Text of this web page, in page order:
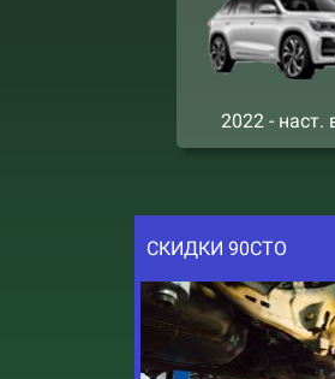
2022 - наст.
СКИДКИ 90СТО